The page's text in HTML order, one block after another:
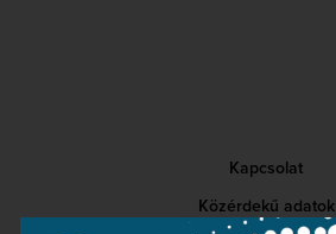
Kapcsolat
Közérdekű adatok